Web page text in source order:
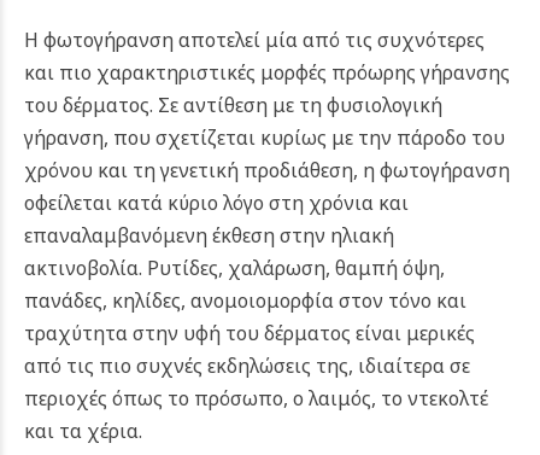
Η φωτογήρανση αποτελεί μία από τις συχνότερες
και πιο χαρακτηριστικές μορφές πρόωρης γήρανσης
του δέρματος. Σε αντίθεση με τη φυσιολογική
γήρανση, που σχετίζεται κυρίως με την πάροδο του
χρόνου και τη γενετική προδιάθεση, η φωτογήρανση
οφείλεται κατά κύριο λόγο στη χρόνια και
επαναλαμβανόμενη έκθεση στην ηλιακή
ακτινοβολία. Ρυτίδες, χαλάρωση, θαμπή όψη,
πανάδες, κηλίδες, ανομοιομορφία στον τόνο και
τραχύτητα στην υφή του δέρματος είναι μερικές
από τις πιο συχνές εκδηλώσεις της, ιδιαίτερα σε
περιοχές όπως το πρόσωπο, ο λαιμός, το ντεκολτέ
και τα χέρια.